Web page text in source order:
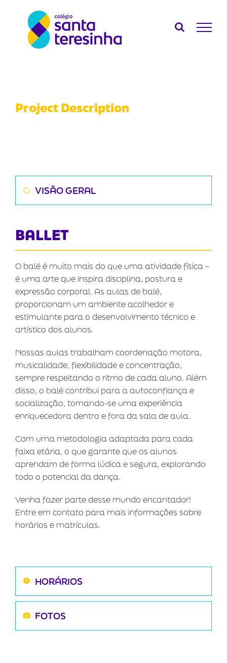
conteúdo
Project Description
VISÃO GERAL
BALLET
O balé é muito mais do que uma atividade física –
é uma arte que inspira disciplina, postura e
expressão corporal. As aulas de balé,
proporcionam um ambiente acolhedor e
estimulante para o desenvolvimento técnico e
artístico dos alunos.
Nossas aulas trabalham coordenação motora,
musicalidade, flexibilidade e concentração,
sempre respeitando o ritmo de cada aluno. Além
disso, o balé contribui para a autoconfiança e
socialização, tornando-se uma experiência
enriquecedora dentro e fora da sala de aula.
Com uma metodologia adaptada para cada
faixa etária, o que garante que os alunos
aprendam de forma lúdica e segura, explorando
todo o potencial da dança.
Venha fazer parte desse mundo encantador!
Entre em contato para mais informações sobre
horários e matrículas.
HORÁRIOS
FOTOS